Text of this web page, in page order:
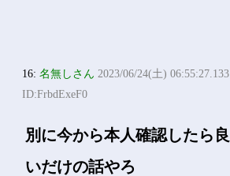
16:名無しさん 2023/06/24(土) 06:55:27.133
ID:FrbdExeF0
別に今から本人確認したら良
いだけの話やろ